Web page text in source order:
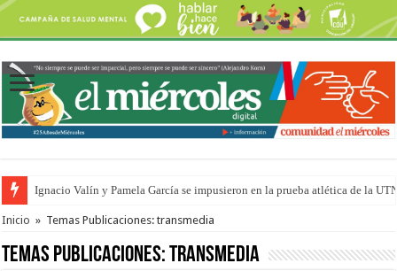
Ignacio Valín y Pamela García se impusieron en la prueba atlética de la
Traigo el litoral en mi canción: 100 años de Aníbal Sampayo
Inicio » Temas Publicaciones: transmedia
Temas Publicaciones:transmedia